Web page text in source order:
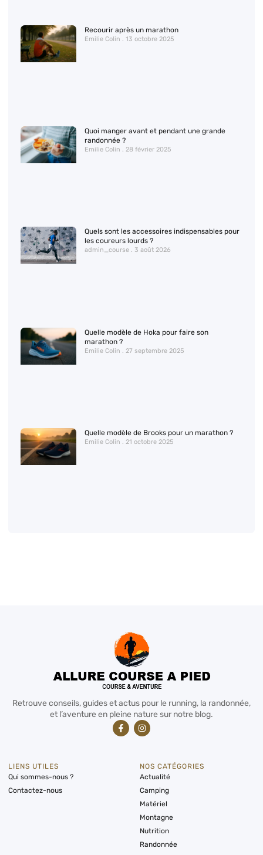
Recourir après un marathon
Emilie Colin 13 octobre 2025
Quoi manger avant et pendant une grande
randonnée ?
Emilie Colin 28 février 2025
Quels sont les accessoires indispensables pour
les coureurs lourds ?
admin_course 3 août 2026
Quelle modèle de Hoka pour faire son
marathon ?
Emilie Colin 27 septembre 2025
Quelle modèle de Brooks pour un marathon ?
Emilie Colin 21 octobre 2025
Retrouve conseils, guides et actus pour le running, la randonnée,
et l’aventure en pleine nature sur notre blog.
LIENS UTILES
Qui sommes-nous ?
Contactez-nous
NOS CATÉGORIES
Actualité
Camping
Matériel
Montagne
Nutrition
Randonnée